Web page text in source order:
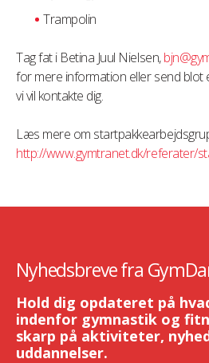
Trampolin
Tag fat i Betina Juul Nielsen,
for mere information eller send blot
vi vil kontakte dig.
Læs mere om
http://www.gymtranet.dk/referater/
Nyhedsbreve fra
Hold dig opdateret på
indenfor gymnastik og
skarp på aktiviteter,
uddannelser.